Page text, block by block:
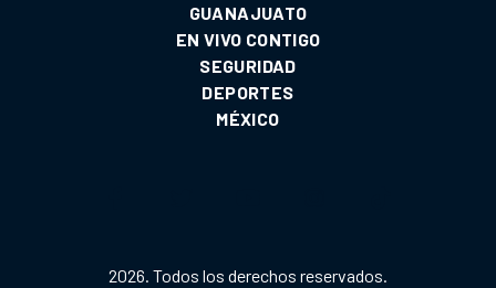
GUANAJUATO
EN VIVO CONTIGO
SEGURIDAD
DEPORTES
MÉXICO
2026. Todos los derechos reservados.